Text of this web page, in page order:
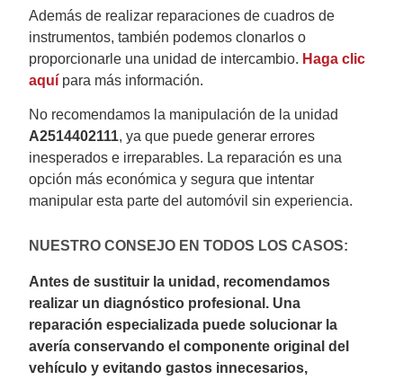
Además de realizar reparaciones de cuadros de
instrumentos, también podemos clonarlos o
proporcionarle una unidad de intercambio. Haga clic
aquí para más información.
No recomendamos la manipulación de la unidad
A2514402111, ya que puede generar errores
inesperados e irreparables. La reparación es una
opción más económica y segura que intentar
manipular esta parte del automóvil sin experiencia.
NUESTRO CONSEJO EN TODOS LOS CASOS:
Antes de sustituir la unidad, recomendamos
realizar un diagnóstico profesional. Una
reparación especializada puede solucionar la
avería conservando el componente original del
vehículo y evitando gastos innecesarios,